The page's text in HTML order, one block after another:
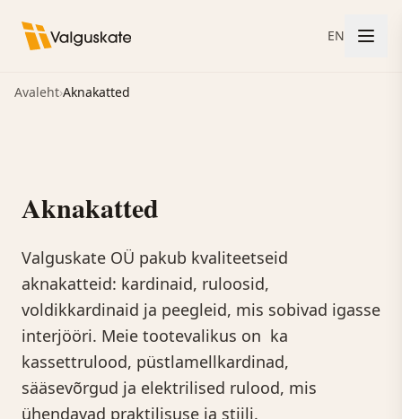
EN
Avaleht›Aknakatted
Aknakatted
Valguskate OÜ pakub kvaliteetseid
aknakatteid: kardinaid, ruloosid,
voldikkardinaid ja peegleid, mis sobivad igasse
interjööri. Meie tootevalikus on ka
kassettrulood, püstlamellkardinad,
sääsevõrgud ja elektrilised rulood, mis
ühendavad praktilisuse ja stiili.